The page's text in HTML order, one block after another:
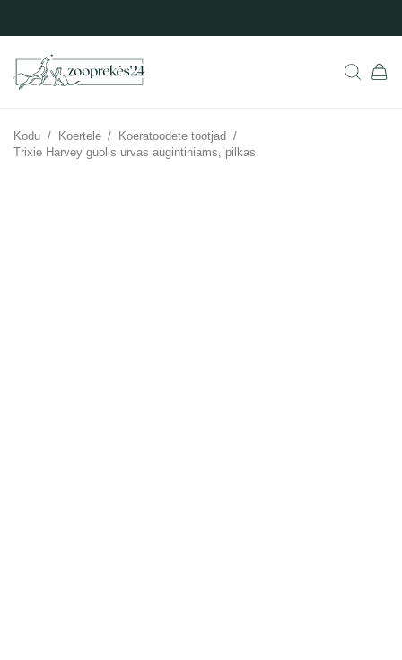
Kodu / Koertele / Koeratoodete tootjad /
Trixie Harvey guolis urvas augintiniams, pilkas